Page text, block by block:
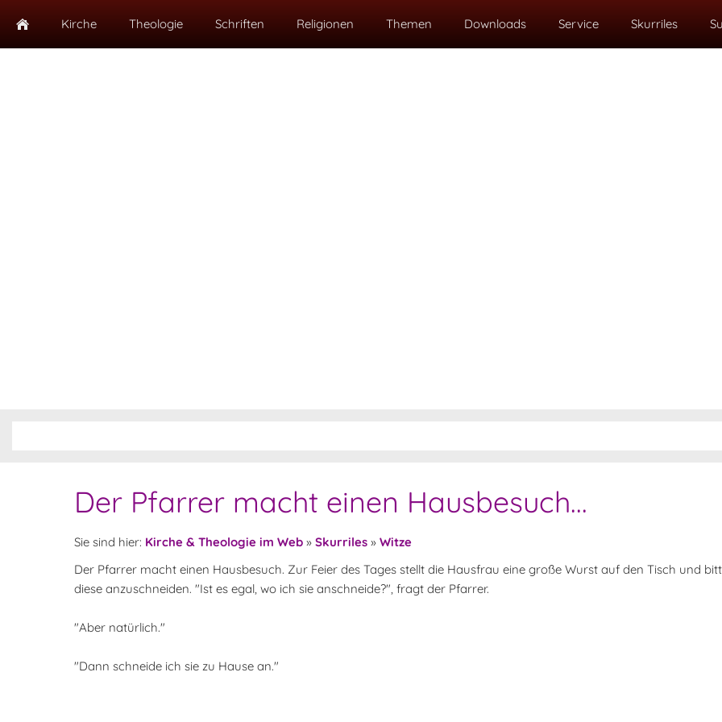
Kirche Theologie Schriften Religionen Themen Downloads Service Skurriles
Der Pfarrer macht einen Hausbesuch...
Sie sind hier: Kirche & Theologie im Web » Skurriles » Witze
Der Pfarrer macht einen Hausbesuch. Zur Feier des Tages stellt die Hausfrau eine große Wurst auf den Tisch und
diese anzuschneiden. "Ist es egal, wo ich sie anschneide?", fragt der Pfarrer.
"Aber natürlich."
"Dann schneide ich sie zu Hause an."